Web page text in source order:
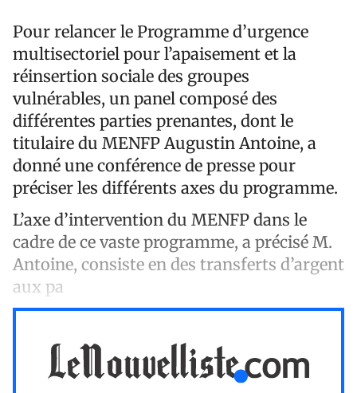
Pour relancer le Programme d’urgence
multisectoriel pour l’apaisement et la
réinsertion sociale des groupes
vulnérables, un panel composé des
différentes parties prenantes, dont le
titulaire du MENFP Augustin Antoine, a
donné une conférence de presse pour
préciser les différents axes du programme.
L’axe d’intervention du MENFP dans le
cadre de ce vaste programme, a précisé M.
Antoine, consiste en des transferts d’argent
aux pa